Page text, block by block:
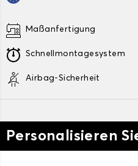
Maßanfertigung
Schnellmontagesystem
Airbag-Sicherheit
Personalisieren